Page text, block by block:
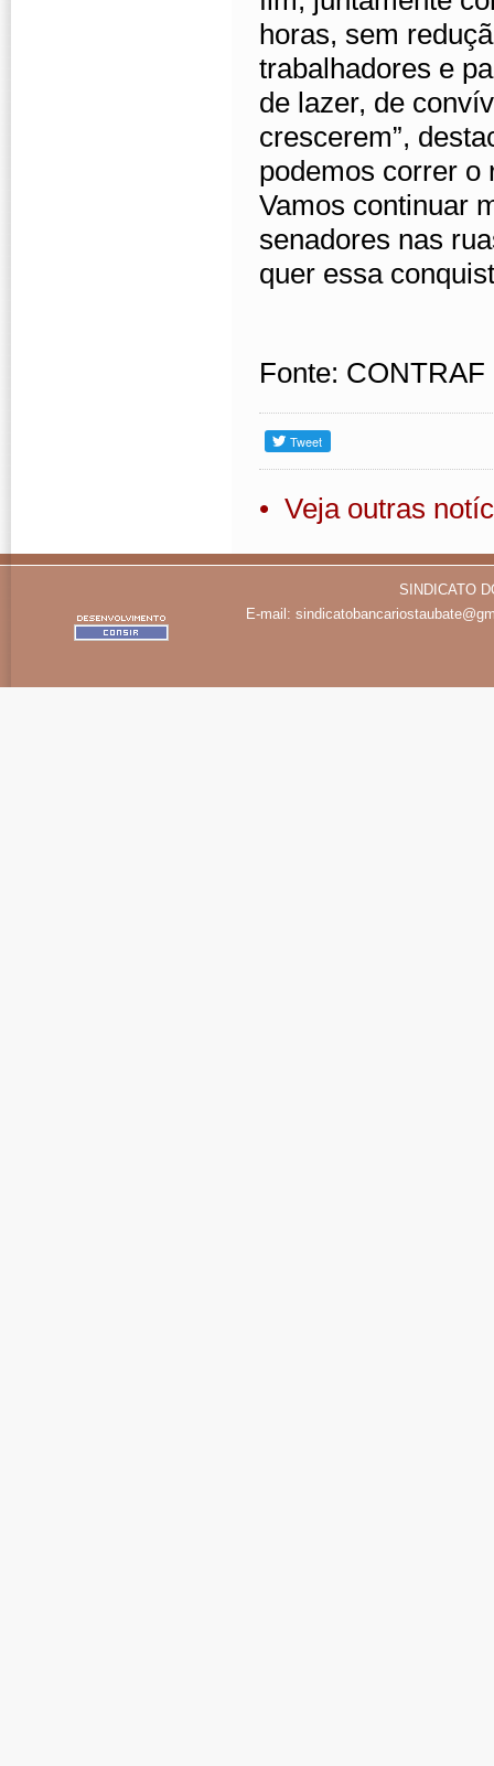
horas, sem
trabalhadores e
de lazer, de
crescerem”,
podemos correr o
Vamos continuar
senadores nas
quer essa
Fonte: CONTRAF
• Veja outras
SINDICATO
E-mail: